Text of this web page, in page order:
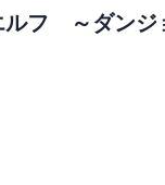
ルフ ～ダンジ